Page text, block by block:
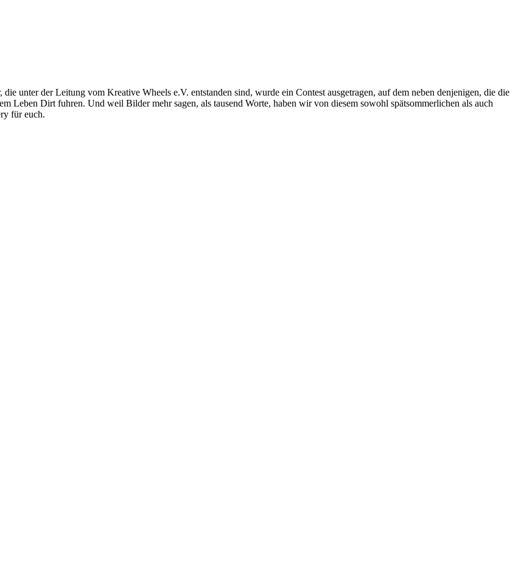
unter der Leitung vom Kreative Wheels e.V. entstanden sind, wurde ein Contest ausgetragen, auf dem neben denjenigen, die die
Leben Dirt fuhren. Und weil Bilder mehr sagen, als tausend Worte, haben wir von diesem sowohl spätsommerlichen als auch
für euch.